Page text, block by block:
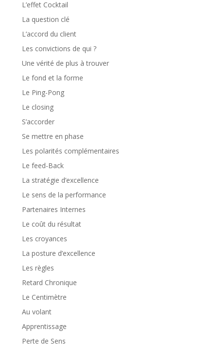
L’effet Cocktail
La question clé
L’accord du client
Les convictions de qui ?
Une vérité de plus à trouver
Le fond et la forme
Le Ping-Pong
Le closing
S’accorder
Se mettre en phase
Les polarités complémentaires
Le feed-Back
La stratégie d’excellence
Le sens de la performance
Partenaires Internes
Le coût du résultat
Les croyances
La posture d’excellence
Les règles
Retard Chronique
Le Centimètre
Au volant
Apprentissage
Perte de Sens